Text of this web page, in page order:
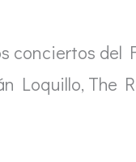
conciertos del
Loquillo, The